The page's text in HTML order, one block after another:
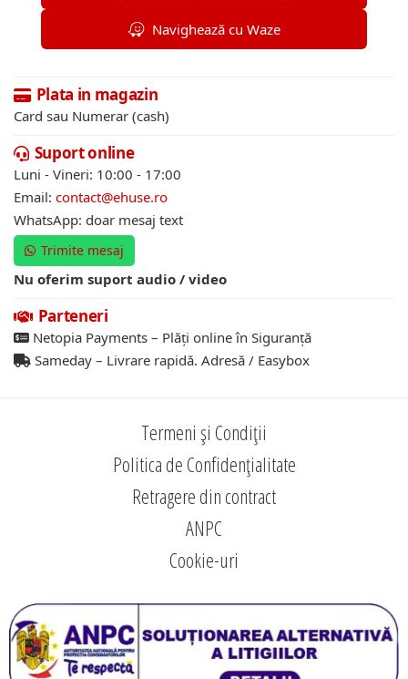
Navighează cu Waze
Plata in magazin
Card sau Numerar (cash)
Suport online
Luni - Vineri: 10:00 - 17:00
Email: contact@ehuse.ro
WhatsApp: doar mesaj text
Trimite mesaj
Nu oferim suport audio / video
Parteneri
Netopia Payments – Plăți online în Siguranță
Sameday – Livrare rapidă. Adresă / Easybox
Termeni și Condiții
Politica de Confidențialitate
Retragere din contract
ANPC
Cookie-uri